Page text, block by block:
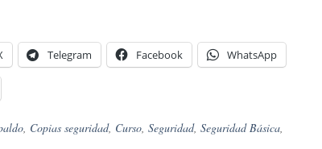
Telegram Facebook WhatsApp
, Copias seguridad, Curso, Seguridad, Seguridad Básica,